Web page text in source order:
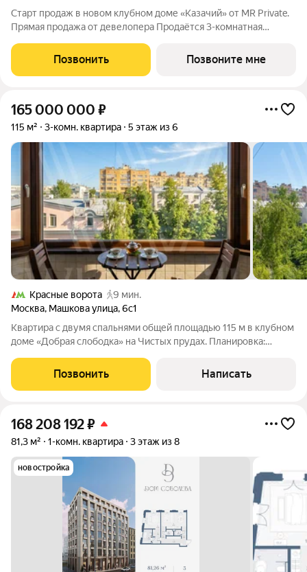
Старт продаж в новом клубном доме «Казачий» от MR Private.
Прямая продажа от девелопера Продаётся 3-комнатная
новый клубный дом делюкс-класса, расположенный в
историческом центре, вблизи
Позвонить Позвоните мне
165 000 000 ₽
115 м² 3-комн. квартира 5 этаж из 6
Красные ворота
9 мин.
Москва, Машкова улица,6с1
Квартира с двумя спальнями общей площадью 115 м в клубном
доме «Добрая слободка» на Чистых прудах. Планировка:
ванной комнатой и гардеробной, кабинет или дополнительная
спальня с эркером,
Позвонить Написать
168 208 192₽
81,3 м² 1-комн. квартира 3 этаж из 8
новостройка